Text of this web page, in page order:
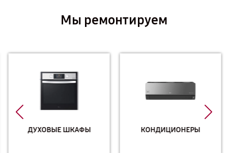
Мы ремонтируем
ДУХОВЫЕ ШКАФЫ КОНДИЦИОНЕРЫ